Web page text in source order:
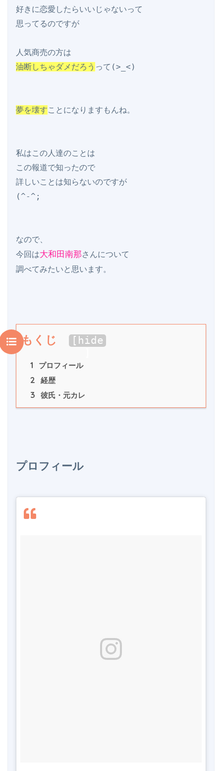
好きに恋愛したらいいじゃないって
思ってるのですが
油断しちゃダメだろう って(>_<)
夢を壊すことになりますもんね。
私はこの人達のことは
この報道で知ったので
詳しいことは知らないのですが
(^-^;
なので、
今回は大和田南那さんについて
もくじ [ hide
1 プロフィール
2 経歴
3 彼氏・元カレ
プロフィール